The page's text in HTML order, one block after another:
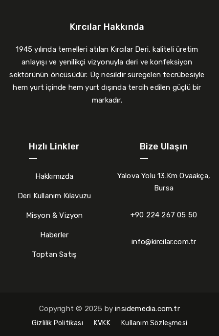
Kırcılar Hakkında
1945 yılında temelleri atılan Kırcılar Deri, kaliteli üretim
anlayışı ve yenilikçi vizyonuyla deri ve konfeksiyon
sektörünün öncüsüdür. Üç nesildir süregelen tecrübesiyle
hem yurt içinde hem yurt dışında tercih edilen güçlü bir
markadır.
Hızlı Linkler
Hakkımızda
Deri Kullanım Kılavuzu
Misyon & Vizyon
Haberler
Toptan Satış
Bize Ulaşın
Yalova Yolu 13.Km Ovaakça,
Bursa
+90 224 267 05 50
info@kircilar.com.tr
Copyright © 2025 byinsidemedia.com.tr
Gizlilik Politikası KVKK Kullanım Sözleşmesi